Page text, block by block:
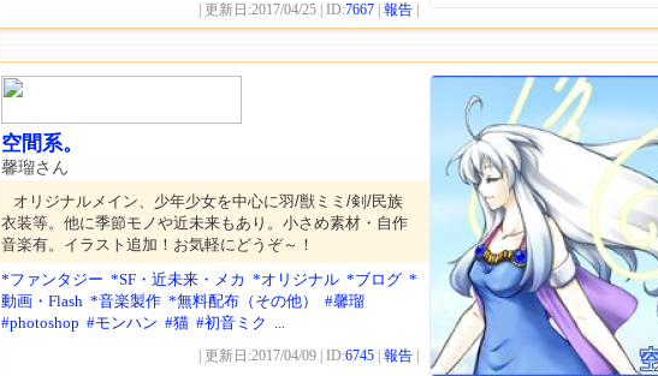
| 更新日:2017/04/25 | ID:7667 報告
空間系。
馨瑠さん
オリジナルメイン、少年少女を中心に羽/獣ミミ/剣/民族
衣装等。他に季節モノや近未来もあり。小さめ素材・自作
音楽有。イラスト追加！お気軽にどうぞ～！
*ファンタジー *SF・近未来・メカ *オリジナル *ブログ *
動画・Flash *音楽製作 *無料配布（その他）
#馨瑠
#photoshop #モンハン #猫 #初音ミク ...
| 更新日:2017/04/09 | ID:6745 報告